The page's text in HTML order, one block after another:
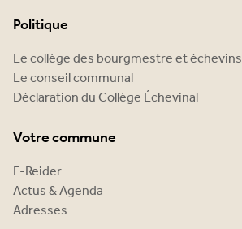
Politique
Le collège des bourgmestre et échevins
Le conseil communal
Déclaration du Collège Échevinal
Votre commune
E-Reider
Actus & Agenda
Adresses